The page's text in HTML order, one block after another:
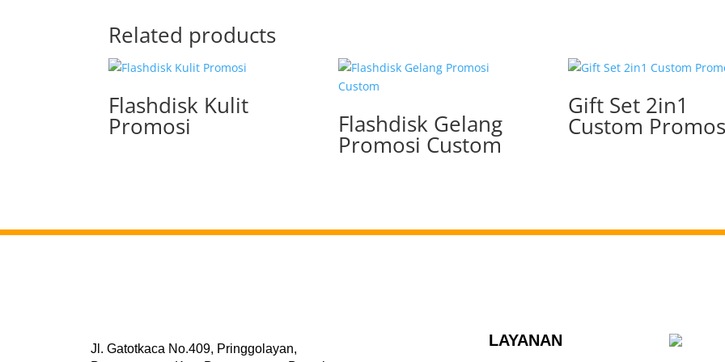
Related products
Flashdisk Kulit
Promosi Flashdisk Gelang
Promosi Custom
Gift Set 2in1
Custom
Jl. Gatotkaca No.409, Pringgolayan,
LAYANAN